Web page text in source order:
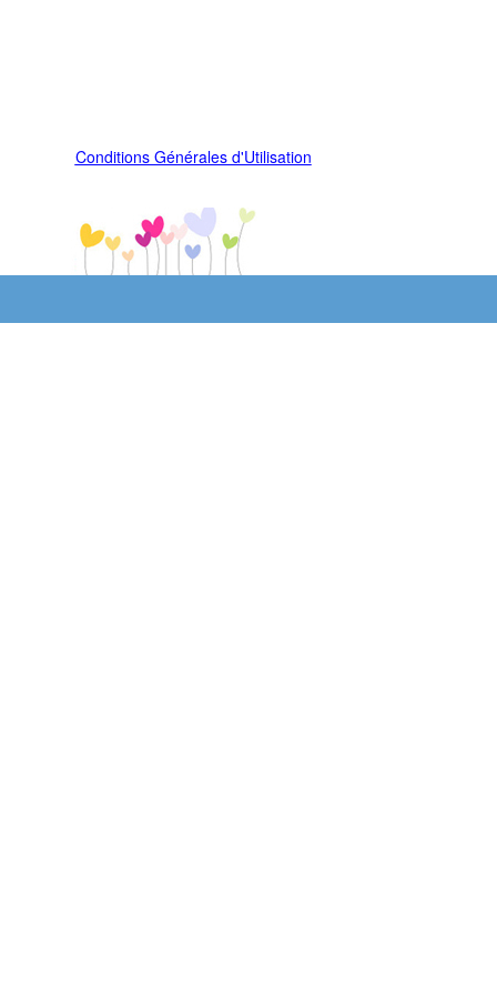
Conditions Générales d'Utilisation